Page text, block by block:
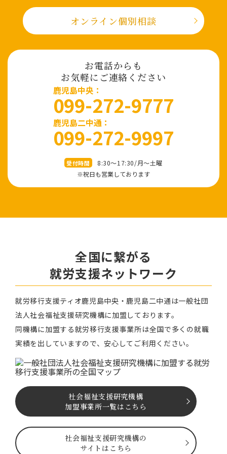
オンライン個別相談
お電話からも
お気軽にご連絡ください
⿅児島中央：
099-272-9777
鹿児島二中通：
099-272-9997
受付時間
8:30～17:30/⽉〜⼟曜
※祝⽇も営業しております
全国に繋がる
就労⽀援ネットワーク
就労移⾏⽀援ティオ⿅児島中央・鹿児島二中通は⼀般社団
法⼈社会福祉⽀援研究機構に加盟しております。
同機構に加盟する就労移⾏⽀援事業所は全国で多くの就職
実績を出していますので、安⼼してご利⽤ください。
社会福祉⽀援研究機構
加盟事業所一覧はこちら
社会福祉⽀援研究機構の
サイトはこちら